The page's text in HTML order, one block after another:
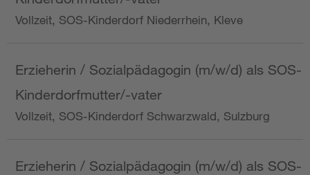
Vollzeit, SOS-Kinderdorf Niederrhein, Kleve
Erzieherin / Sozialpädagogin (m/w/d) als SOS-
Kinderdorfmutter/-vater
Vollzeit, SOS-Kinderdorf Schwarzwald, Sulzburg
Erzieherin / Sozialpädagogin (m/w/d) als SOS-